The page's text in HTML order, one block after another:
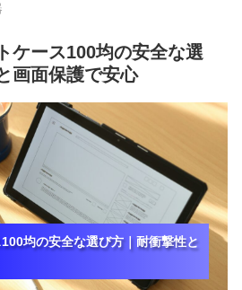
ケース100均の安全な選
画面保護で安心
均の安全な選び方｜耐衝撃性と
均の安全な選び方｜耐衝撃性と
均の安全な選び方｜耐衝撃性と